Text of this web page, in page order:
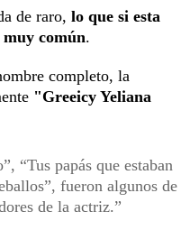
de raro, lo que si esta
común.
completo, la
"Greeicy Yeliana
“Tus papás que estaban
fueron algunos de
de la actriz.